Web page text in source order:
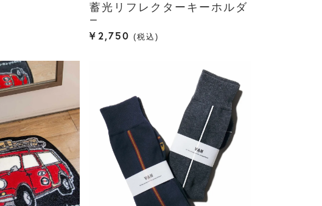
蓄光リフレクターキーホルダ
ー
¥2,750 税込